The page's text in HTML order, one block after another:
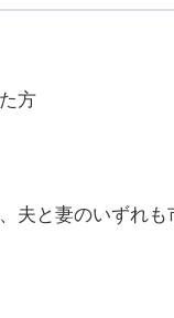
方
と妻のいずれも